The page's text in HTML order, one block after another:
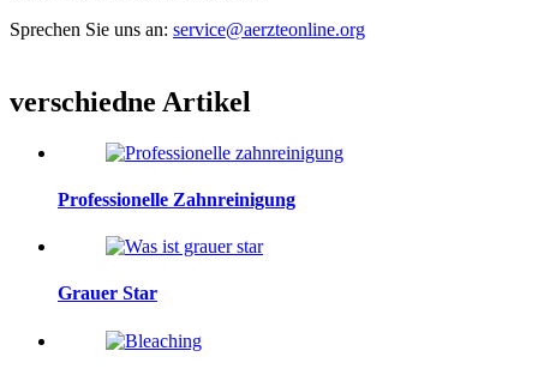
Sprechen Sie uns an: service@aerzteonline.org
verschiedne Artikel
Professionelle Zahnreinigung
Grauer Star